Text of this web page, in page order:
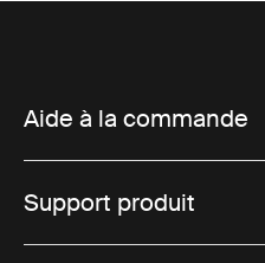
Aide à la commande
Support produit